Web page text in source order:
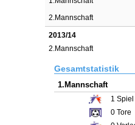
2.Mannschaft
2013/14
2.Mannschaft
Gesamtstatistik
1.Mannschaft
1 Spiel
0 Tore